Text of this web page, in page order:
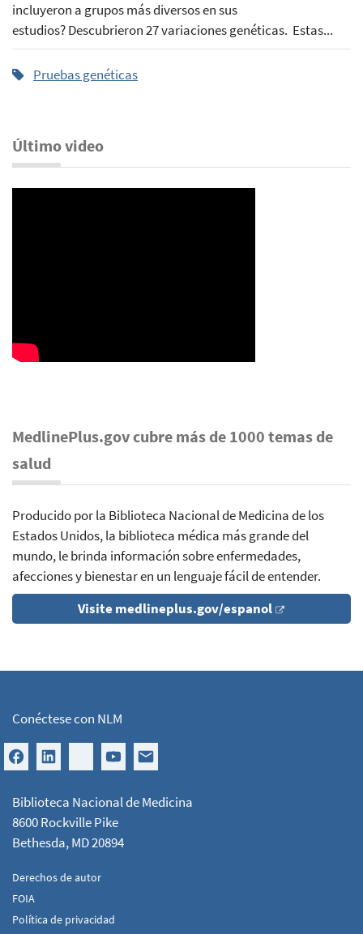
incluyeron a grupos más diversos en sus
estudios? Descubrieron 27 variaciones genéticas. Estas...
Pruebas genéticas
Último video
MedlinePlus.gov cubre más de 1000 temas de
salud
Producido por la Biblioteca Nacional de Medicina de los
Estados Unidos, la biblioteca médica más grande del
mundo, le brinda información sobre enfermedades,
afecciones y bienestar en un lenguaje fácil de entender.
Visite medlineplus.gov/espanol
Conéctese con NLM
Biblioteca Nacional de Medicina
8600 Rockville Pike
Bethesda, MD 20894
Derechos de autor
FOIA
Política de privacidad